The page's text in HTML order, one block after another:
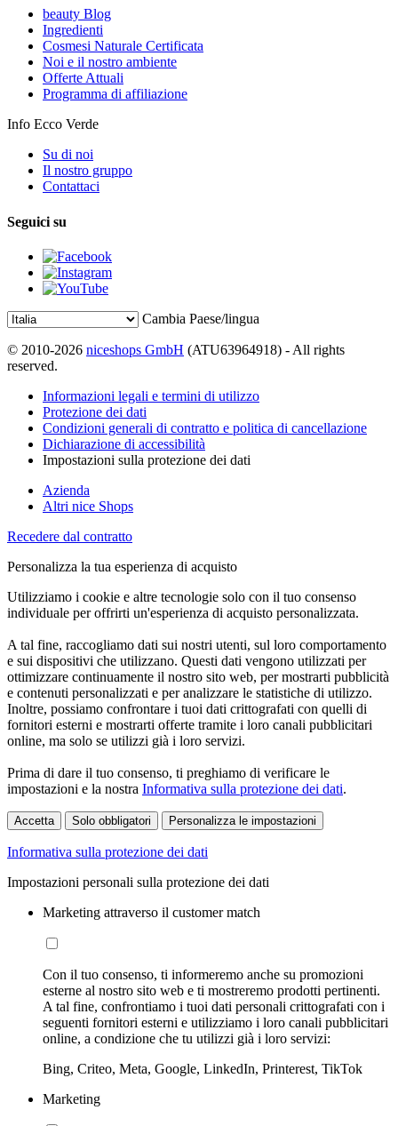
beauty Blog
Ingredienti
Cosmesi Naturale Certificata
Noi e il nostro ambiente
Offerte Attuali
Programma di affiliazione
Info Ecco Verde
Su di noi
Il nostro gruppo
Contattaci
Seguici su
Cambia Paese/lingua
© 2010-2026 niceshops GmbH (ATU63964918) - All rights
reserved.
Informazioni legali e termini di utilizzo
Protezione dei dati
Condizioni generali di contratto e politica di cancellazione
Dichiarazione di accessibilità
Impostazioni sulla protezione dei dati
Azienda
Altri nice Shops
Recedere dal contratto
Personalizza la tua esperienza di acquisto
Utilizziamo i cookie e altre tecnologie solo con il tuo consenso
individuale per offrirti un'esperienza di acquisto personalizzata.
A tal fine, raccogliamo dati sui nostri utenti, sul loro comportamento
e sui dispositivi che utilizzano. Questi dati vengono utilizzati per
ottimizzare continuamente il nostro sito web, per mostrarti pubblicità
e contenuti personalizzati e per analizzare le statistiche di utilizzo.
Inoltre, possiamo confrontare i tuoi dati crittografati con quelli di
fornitori esterni e mostrarti offerte tramite i loro canali pubblicitari
online, ma solo se utilizzi già i loro servizi.
Prima di dare il tuo consenso, ti preghiamo di verificare le
impostazioni e la nostra Informativa sulla protezione dei dati.
Accetta Solo obbligatori Personalizza le impostazioni
Informativa sulla protezione dei dati
Impostazioni personali sulla protezione dei dati
Marketing attraverso il customer match
Con il tuo consenso, ti informeremo anche su promozioni
esterne al nostro sito web e ti mostreremo prodotti pertinenti.
A tal fine, confrontiamo i tuoi dati personali crittografati con i
seguenti fornitori esterni e utilizziamo i loro canali pubblicitari
online, a condizione che tu utilizzi già i loro servizi:
Bing, Criteo, Meta, Google, LinkedIn, Printerest, TikTok
Marketing